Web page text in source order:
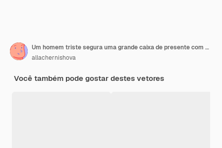
Um homem triste segura uma grande caixa de presente com um laço nas mãos Ilustração plana vetorial
allachernishova
Você também pode gostar destes vetores